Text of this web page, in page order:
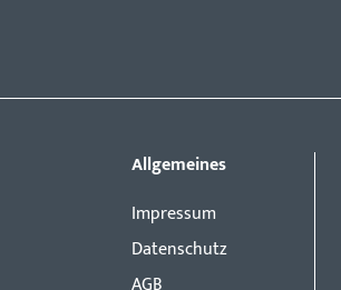
Allgemeines
Impressum
Datenschutz